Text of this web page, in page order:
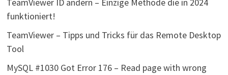
funktioniert!
TeamViewer – Tipps und Tricks für das Remote Desktop
Tool
MySQL #1030 Got Error 176 – Read page with wrong